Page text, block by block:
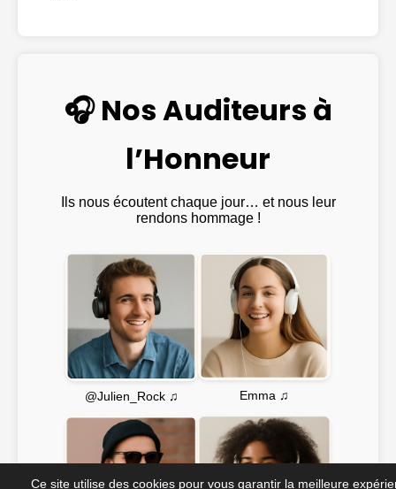
🎧 Nos Auditeurs à
l’Honneur
Ils nous écoutent chaque jour… et nous leur
rendons hommage !
@Julien_Rock ♫ Emma ♫
Ce site utilise des cookies pour vous garantir la meilleure